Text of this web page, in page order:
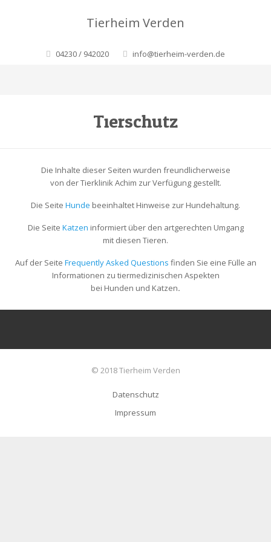
Tierheim Verden
04230 / 942020 info@tierheim-verden.de
Tierschutz
Die Inhalte dieser Seiten wurden freundlicherweise
von der Tierklinik Achim zur Verfügung gestellt.
Die Seite Hunde beeinhaltet Hinweise zur Hundehaltung.
Die Seite Katzen informiert über den artgerechten Umgang
mit diesen Tieren.
Auf der Seite Frequently Asked Questions finden Sie eine Fülle an
Informationen zu tiermedizinischen Aspekten
bei Hunden und Katzen.
© 2018 Tierheim Verden
Datenschutz
Impressum